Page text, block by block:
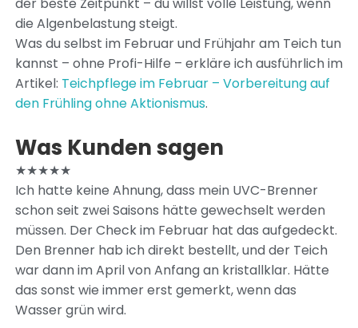
die Algenbelastung steigt.
Was du selbst im Februar und Frühjahr am Teich tun
kannst – ohne Profi-Hilfe – erkläre ich ausführlich im
Artikel: Teichpflege im Februar – Vorbereitung auf
den Frühling ohne Aktionismus.
Was Kunden sagen
★★★★★
Ich hatte keine Ahnung, dass mein UVC-Brenner
schon seit zwei Saisons hätte gewechselt werden
müssen. Der Check im Februar hat das aufgedeckt.
Den Brenner hab ich direkt bestellt, und der Teich
war dann im April von Anfang an kristallklar. Hätte
das sonst wie immer erst gemerkt, wenn das
Wasser grün wird.